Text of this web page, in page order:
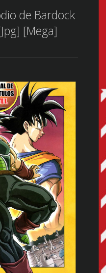
de Bardock
[Mega]